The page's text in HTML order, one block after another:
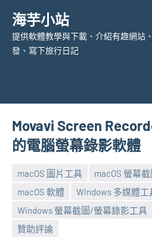
content
海芋小站
提供軟體教學與下載、介紹有趣網站
發、寫下旅行日記
Movavi Screen
的電腦螢幕錄影軟體
macOS 圖片工具
macOS 螢幕
macOS 軟體
Windows 多媒體工
Windows 螢幕截圖/螢幕錄影工具
贊助評論